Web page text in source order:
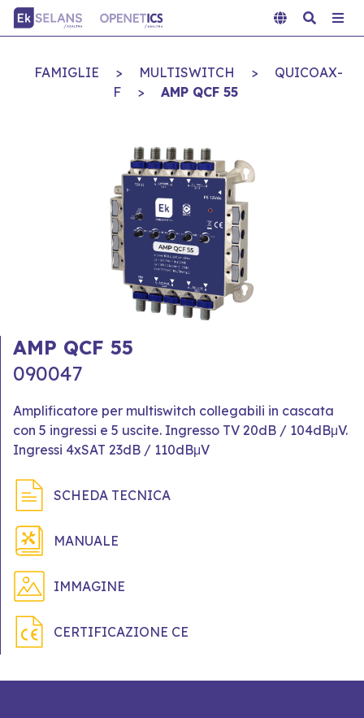
FAMIGLIE > MULTISWITCH >
QUICOAX-
F
> AMP QCF 55
AMP QCF 55
090047
Amplificatore per multiswitch collegabili in cascata
con 5 ingressi e 5 uscite. Ingresso TV 20dB / 104dBμV.
Ingressi 4xSAT 23dB / 110dBμV
SCHEDA TECNICA
MANUALE
IMMAGINE
CERTIFICAZIONE CE